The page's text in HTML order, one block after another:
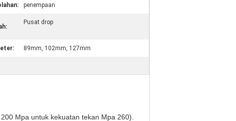
penempaan
Pusat drop
89mm, 102mm, 127mm
Mpa untuk kekuatan tekan Mpa 260).